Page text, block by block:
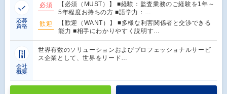
応募
資格
必須
【必須（MUST）】 ■経験：監査業務のご経験を1年～
5年程度お持ちの方 ■語学力：…
歓迎
【歓迎（WANT）】 ■多様な利害関係者と交渉できる
能力 ■相手にわかりやすく説明す…
会社
概要
世界有数のソリューションおよびプロフェッショナルサービ
ス企業として、世界をリード…